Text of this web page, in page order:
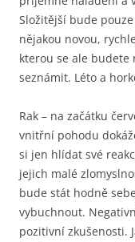
Složitější bude
nějakou novou,
kterou se ale budete
seznámit. Léto a
Rak – na začátku
vnitřní pohodu
si jen hlídat své
jejich malé
bude stát hodně
vybuchnout.
pozitivní zkušenosti.